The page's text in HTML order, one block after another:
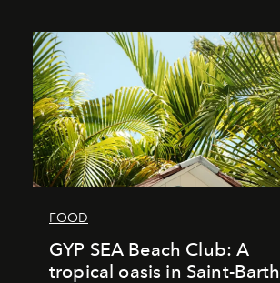
FOOD
GYP SEA Beach Club: A
tropical oasis in Saint-Barth